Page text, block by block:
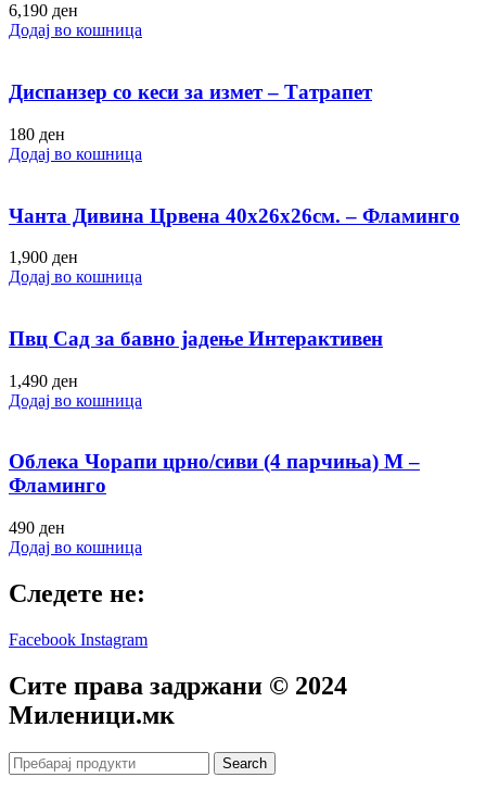
6,190 ден
Додај во кошница
Диспанзер со кеси за измет – Татрапет
180 ден
Додај во кошница
Чанта Дивина Црвена 40х26х26см. – Фламинго
1,900 ден
Додај во кошница
Пвц Сад за бавно јадење Интерактивен
1,490 ден
Додај во кошница
Облека Чорапи црно/сиви (4 парчиња) M –
Фламинго
490 ден
Додај во кошница
Следете не:
Facebook Instagram
Сите права задржани © 2024
Mиленици.мк
Search